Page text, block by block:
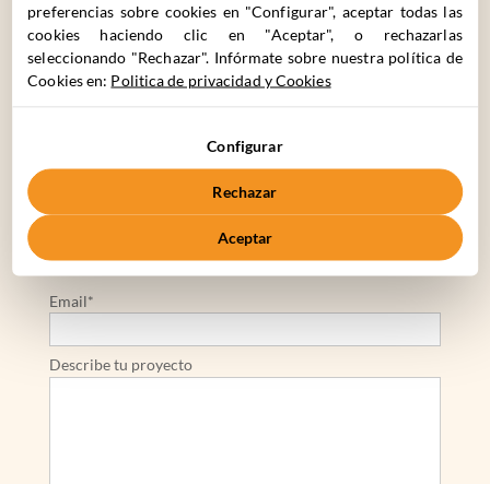
C. Cronos 63, 28037 Madrid
+34 910 061 582
Apellidos*
Email*
Describe tu proyecto
preferencias sobre cookies en "Configurar", aceptar todas las
cookies haciendo clic en "Aceptar", o rechazarlas
seleccionando "Rechazar". Infórmate sobre nuestra política de
Cookies en: Politica de privacidad y Cookies
Configurar
Rechazar
Aceptar